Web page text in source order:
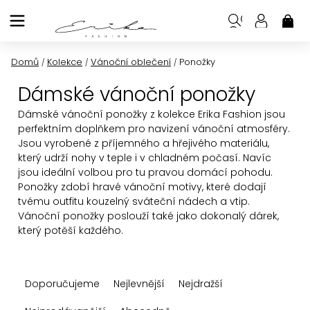
na
Domů / Kolekce / Vánoční oblečení / Ponožky
Dámské vánoční ponožky
Dámské vánoční ponožky z kolekce Erika Fashion jsou
perfektním doplňkem pro navizení vánoční atmosféry.
Jsou vyrobené z příjemného a hřejivého materiálu,
který udrží nohy v teple i v chladném počasí. Navíc
jsou ideální volbou pro tu pravou domácí pohodu.
Ponožky zdobí hravé vánoční motivy, které dodají
tvému outfitu kouzelný sváteční nádech a vtip.
Vánoční ponožky poslouží také jako dokonalý dárek,
který potěší každého.
aDoporučujeme Nejlevnější
Nejdražší